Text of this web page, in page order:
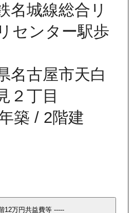
名城線総合リ
センター駅歩
名古屋市天白
２丁目
築 / 2階建
12万円共益費等 -----